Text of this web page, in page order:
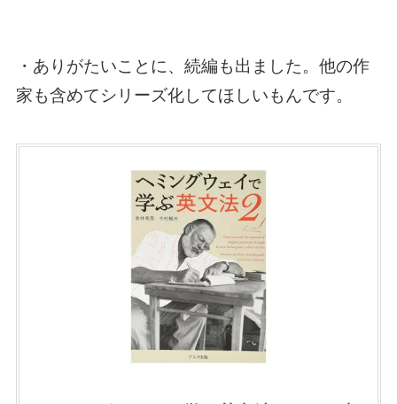
・ありがたいことに、続編も出ました。他の作
家も含めてシリーズ化してほしいもんです。